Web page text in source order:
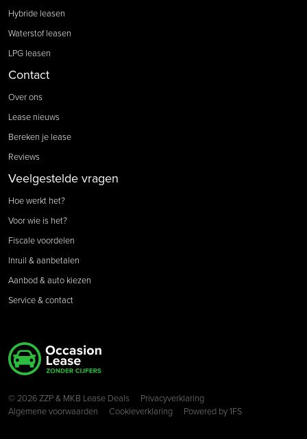
Hybride leasen
Waterstof leasen
LPG leasen
Contact
Over ons
Lease nieuws
Bereken je lease
Reviews
Veelgestelde vragen
Hoe werkt het?
Voor wie is het?
Fiscale voordelen
Inruil & aanbetalen
Aanbod & auto kiezen
Service & contact
Copyright navigation
© 2026 ZZP & MKB Lease Deals
Privacyverklaring
Algemene voorwaarden
Cookieverklaring Powered by1FS